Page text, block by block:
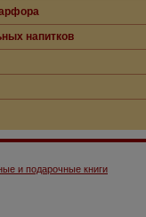
напитков
и подарочные книги